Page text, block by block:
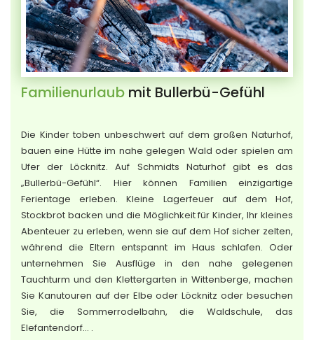
Familienurlaub mit Bullerbü-Gefühl
Die Kinder toben unbeschwert auf dem großen Naturhof,
bauen eine Hütte im nahe gelegen Wald oder spielen am
Ufer der Löcknitz. Auf Schmidts Naturhof gibt es das
„Bullerbü-Gefühl“. Hier können Familien einzigartige
Ferientage erleben. Kleine Lagerfeuer auf dem Hof,
Stockbrot backen und die Möglichkeit für Kinder, Ihr kleines
Abenteuer zu erleben, wenn sie auf dem Hof sicher zelten,
während die Eltern entspannt im Haus schlafen. Oder
unternehmen Sie Ausflüge in den nahe gelegenen
Tauchturm und den Klettergarten in Wittenberge, machen
Sie Kanutouren auf der Elbe oder Löcknitz oder besuchen
Sie, die Sommerrodelbahn, die Waldschule, das
Elefantendorf… .